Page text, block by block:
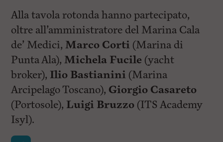
Alla tavola rotonda hanno partecipato,
oltre all’amministratore del Marina Cala
de’ Medici,Marco Corti (Marina di
Punta Ala),Michela Fucile (yacht
broker), Ilio Bastianini (Marina
Arcipelago Toscano), Giorgio Casareto
(Portosole), Luigi Bruzzo (ITS Academy
Isyl).